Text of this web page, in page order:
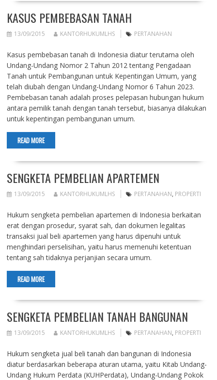
KASUS PEMBEBASAN TANAH
13/09/2015 KANTORHUKUMLHS PERTANAHAN
Kasus pembebasan tanah di Indonesia diatur terutama oleh
Undang-Undang Nomor 2 Tahun 2012 tentang Pengadaan
Tanah untuk Pembangunan untuk Kepentingan Umum, yang
telah diubah dengan Undang-Undang Nomor 6 Tahun 2023.
Pembebasan tanah adalah proses pelepasan hubungan hukum
antara pemilik tanah dengan tanah tersebut, biasanya dilakukan
untuk kepentingan pembangunan umum.
READ MORE
SENGKETA PEMBELIAN APARTEMEN
13/09/2015 KANTORHUKUMLHS PERTANAHAN, PROPERTI
Hukum sengketa pembelian apartemen di Indonesia berkaitan
erat dengan prosedur, syarat sah, dan dokumen legalitas
transaksi jual beli apartemen yang harus dipenuhi untuk
menghindari perselisihan, yaitu harus memenuhi ketentuan
tentang sah tidaknya perjanjian secara umum.
READ MORE
SENGKETA PEMBELIAN TANAH BANGUNAN
13/09/2015 KANTORHUKUMLHS PERTANAHAN, PROPERTI
Hukum sengketa jual beli tanah dan bangunan di Indonesia
diatur berdasarkan beberapa aturan utama, yaitu Kitab Undang-
Undang Hukum Perdata (KUHPerdata), Undang-Undang Pokok